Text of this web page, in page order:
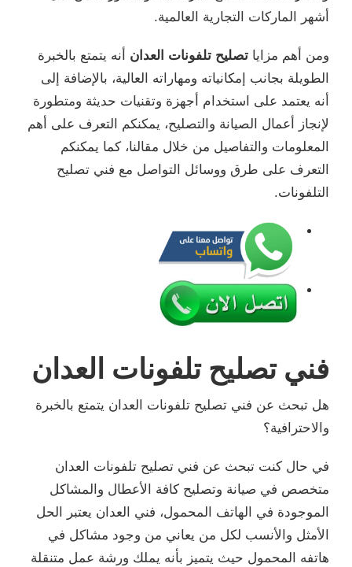
أشهر الماركات التجارية العالمية.
ومن أهم مزايا تصليح تلفونات العدان أنه يتمتع بالخبرة
الطويلة بجانب إمكانياته ومهاراته العالية، بالإضافة إلى
أنه يعتمد على استخدام أجهزة وتقنيات حديثة ومتطورة
لإنجاز أعمال الصيانة والتصليح، يمكنكم التعرف على أهم
المعلومات والتفاصيل من خلال مقالنا، كما يمكنكم
التعرف على طرق ووسائل التواصل مع فني تصليح
التلفونات.
فني تصليح تلفونات العدان
هل تبحث عن فني تصليح تلفونات العدان يتمتع بالخبرة
والاحترافية؟
في حال كنت تبحث عن فني تصليح تلفونات العدان
متخصص في صيانة وتصليح كافة الأعطال والمشاكل
الموجودة في الهاتف المحمول، فني العدان يعتبر الحل
الأمثل والأنسب لكل من يعاني من وجود مشاكل في
هاتفه المحمول حيث يتميز بأنه يملك ورشة عمل متنقلة